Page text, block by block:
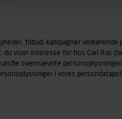
siderne, tidspunkt, hvad
enhedstype (computer,
tilbud, kampagner vedrørende
viser interesse for hos Carl Ras
ovennævnte
i vores